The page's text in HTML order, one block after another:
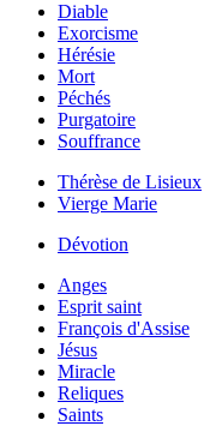
Diable
Exorcisme
Hérésie
Mort
Péchés
Purgatoire
Souffrance
Thérèse de Lisieux
Vierge Marie
Dévotion
Anges
Esprit saint
François d'Assise
Jésus
Miracle
Reliques
Saints